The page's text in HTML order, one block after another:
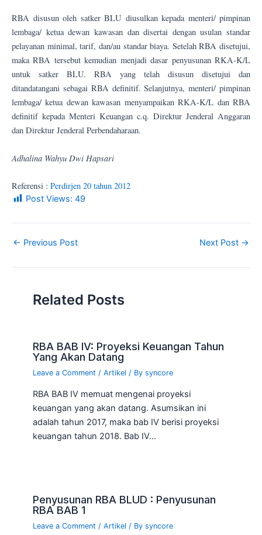
RBA disusun oleh satker BLU diusulkan kepada menteri/ pimpinan
lembaga/ ketua dewan kawasan dan disertai dengan usulan standar
pelayanan minimal, tarif, dan/au standar biaya. Setelah RBA disetujui,
maka RBA tersebut kemudian menjadi dasar penyusunan RKA-K/L
untuk satker BLU. RBA yang telah disusun disetujui dan
ditandatangani sebagai RBA definitif. Selanjutnya, menteri/ pimpinan
lembaga/ ketua dewan kawasan menyampaikan RKA-K/L dan RBA
definitif kepada Menteri Keuangan c.q. Direktur Jenderal Anggaran
dan Direktur Jenderal Perbendaharaan.
Adhalina Wahyu Dwi Hapsari
Referensi : Perdirjen 20 tahun 2012
Post Views: 49
← Previous Post Next Post →
Related Posts
RBA BAB IV: Proyeksi Keuangan Tahun
Yang Akan Datang
Leave a Comment /Artikel / Bysyncore
RBA BAB IV memuat mengenai proyeksi
keuangan yang akan datang. Asumsikan ini
adalah tahun 2017, maka bab IV berisi proyeksi
keuangan tahun 2018. Bab IV…
Penyusunan RBA BLUD : Penyusunan
RBA BAB 1
Leave a Comment /Artikel / Bysyncore